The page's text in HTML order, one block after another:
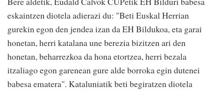
eskaintzen diotela adierazi du: "Beti Euskal Herrian
gurekin egon den jendea izan da EH Bildukoa, eta garai
honetan, herri katalana une berezia bizitzen ari den
honetan, beharrezkoa da hona etortzea, herri bezala
itzaliago egon garenean gure alde borroka egin dutenei
babesa ematera". Kataluniatik beti begiratzen diotela